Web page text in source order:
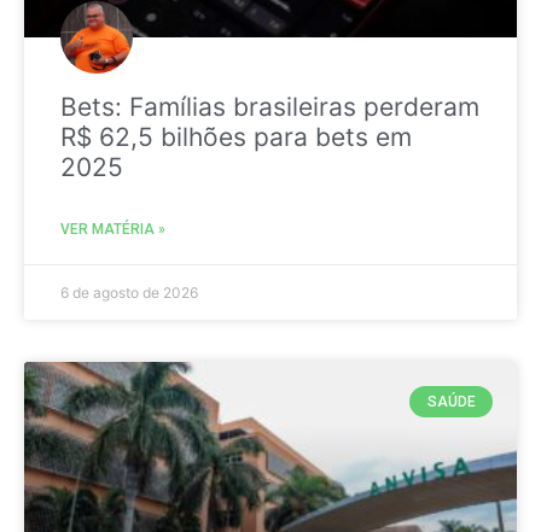
Bets: Famílias brasileiras perderam
R$ 62,5 bilhões para bets em
2025
VER MATÉRIA »
6 de agosto de 2026
SAÚDE